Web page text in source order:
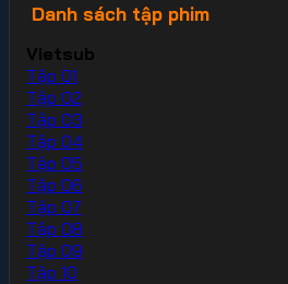
Danh sách tập phim
Vietsub
Tập 01
Tập 02
Tập 03
Tập 04
Tập 05
Tập 06
Tập 07
Tập 08
Tập 09
Tập 10